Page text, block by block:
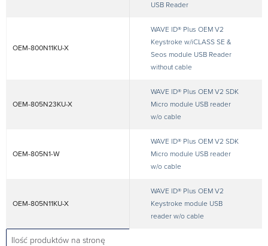
USB Reader
OEM-800N11KU-X
WAVE ID® Plus OEM V2
Keystroke w/iCLASS SE &
Seos module USB Reader
without cable
OEM-805N23KU-X
WAVE ID® Plus OEM V2 SDK
Micro module USB reader
w/o cable
OEM-805N1-W
WAVE ID® Plus OEM V2 SDK
Micro module USB reader
w/o cable
OEM-805N11KU-X
WAVE ID® Plus OEM V2
Keystroke module USB
reader w/o cable
Ilość produktów na stronę